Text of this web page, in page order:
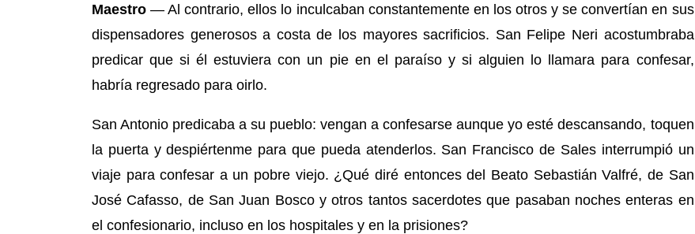
Maestro— Al contrario, ellos lo inculcaban constantemente en los otros y se convertían en sus
dispensadores generosos a costa de los mayores sacrificios. San Felipe Neri acostumbraba
predicar que si él estuviera con un pie en el paraíso y si alguien lo llamara para confesar,
habría regresado para oirlo.
San Antonio predicaba a su pueblo: vengan a confesarse aunque yo esté descansando, toquen
la puerta y despiértenme para que pueda atenderlos. San Francisco de Sales interrumpió un
viaje para confesar a un pobre viejo. ¿Qué diré entonces del Beato Sebastián Valfré, de San
José Cafasso, de San Juan Bosco y otros tantos sacerdotes que pasaban noches enteras en
el confesionario, incluso en los hospitales y en la prisiones?